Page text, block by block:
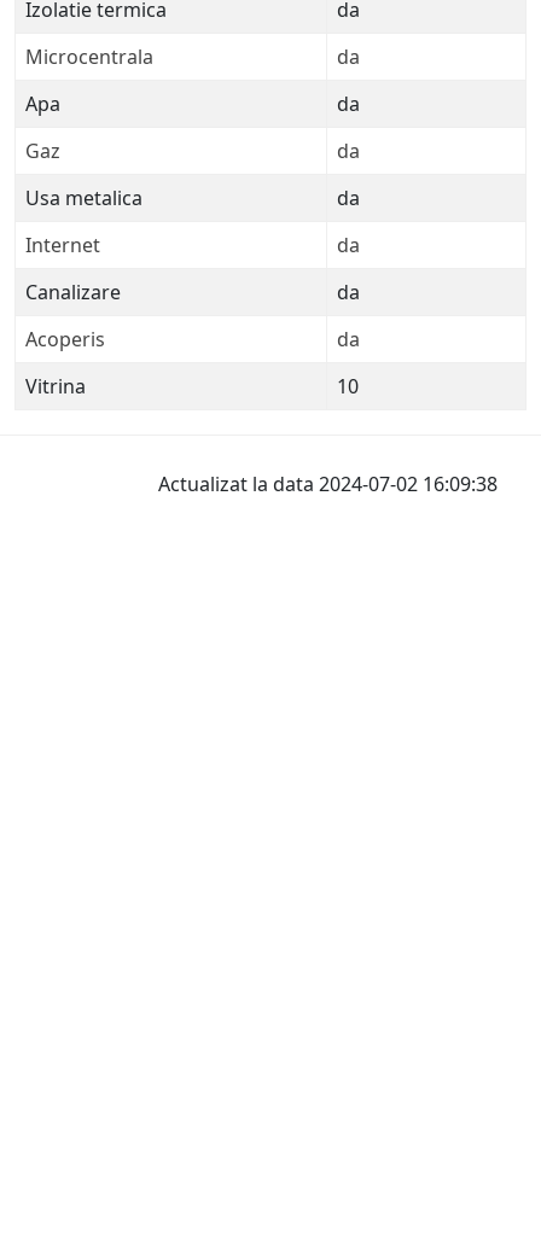
Izolatie termica
da
Microcentrala
da
Apa
da
Gaz
da
Usa metalica
da
Internet
da
Canalizare
da
Acoperis
da
Vitrina
10
Actualizat la data 2024-07-02 16:09:38